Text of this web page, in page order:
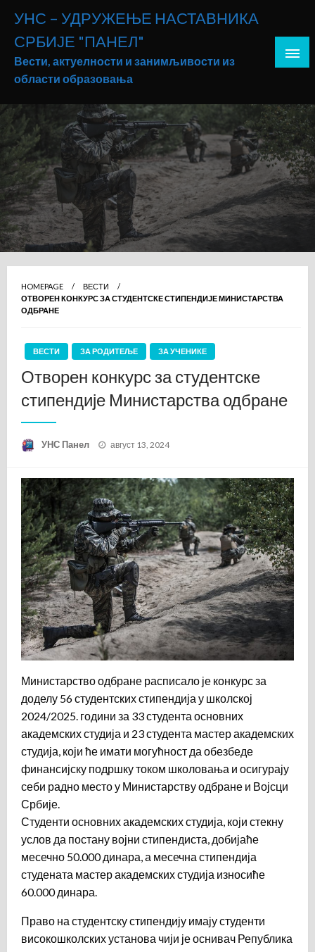
content
УНС – УДРУЖЕЊЕ НАСТАВНИКА
СРБИЈЕ "ПАНЕЛ"
Вести, актуелности и занимљивости из
области образовања
HOMEPAGE
ВЕСТИ
ОТВОРЕН КОНКУРС ЗА СТУДЕНТСКЕ СТИПЕНДИЈЕ МИНИСТАРСТВА
ОДБРАНЕ
ВЕСТИ ЗА РОДИТЕЉЕ ЗА УЧЕНИКЕ
Отворен конкурс за студентске
стипендије Министарства одбране
УНС Панел
Posted
август 13, 2024
Министарство одбране расписало је конкурс за
доделу 56 студентских стипендија у школској
2024/2025. години за 33 студента основних
академских студија и 23 студента мастер академских
студија, који ће имати могућност да обезбеде
финансијску подршку током школовања и осигурају
себи радно место у Министарству одбране и Војсци
Србије.
Студенти основних академских студија, који стекну
услов да постану војни стипендиста, добијаће
месечно 50.000 динара, а месечна стипендија
студената мастер академских студија износиће
60.000 динара.
Право на студентску стипендију имају студенти
високошколских установа чији је оснивач Република